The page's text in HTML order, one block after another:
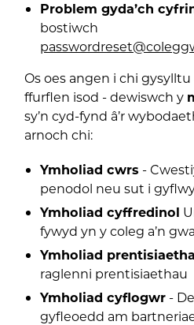
Problem gyda’ch
bostiwch
Os oes angen i chi
ffurflen isod - dewiswch y
sy’n cyd-fynd â’r
arnoch chi:
Ymholiad cwrs -
penodol neu sut i
Ymholiad cyffredinol
fywyd yn y coleg a’n
Ymholiad
raglenni prentisiaethau
Ymholiad cyflogwr -
gyfleoedd am